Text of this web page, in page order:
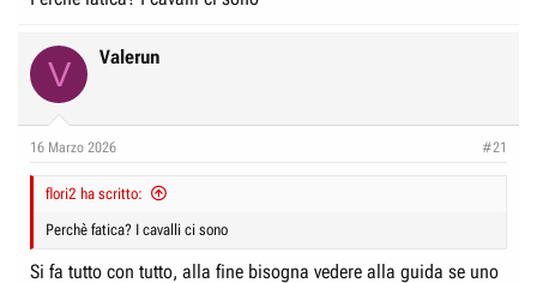
V Valerun
16 Marzo 2026 #21
flori2 ha scritto:
Perchè fatica? I cavalli ci sono
Si fa tutto con tutto, alla fine bisogna vedere alla guida se uno